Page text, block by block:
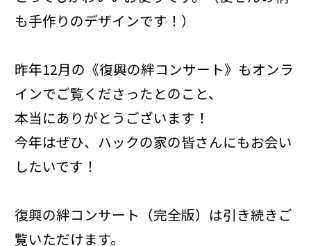
も手作りのデザインです！）
昨年12月の《復興の絆コンサート》もオンラ
インでご覧くださったとのこと、
本当にありがとうございます！
今年はぜひ、ハックの家の皆さんにもお会い
したいです！
復興の絆コンサート（完全版）は引き続きご
覧いただけます。